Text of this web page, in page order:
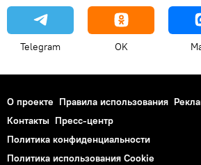
Telegram OK
О проекте Правила использования
Контакты Пресс-центр
Политика конфиденциальности
Политика использования Cookie